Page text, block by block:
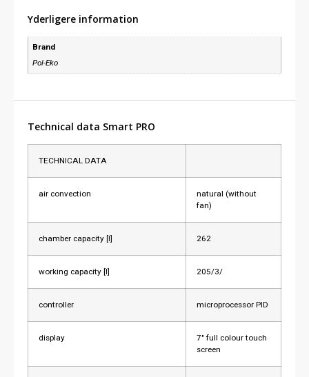
Yderligere information
Brand
Pol-Eko
Technical data Smart PRO
TECHNICAL DATA
air convection
natural (without
fan)
chamber capacity [l] 262
working capacity [l] 205/3/
controller microprocessor PID
display
7″ full colour touch
screen